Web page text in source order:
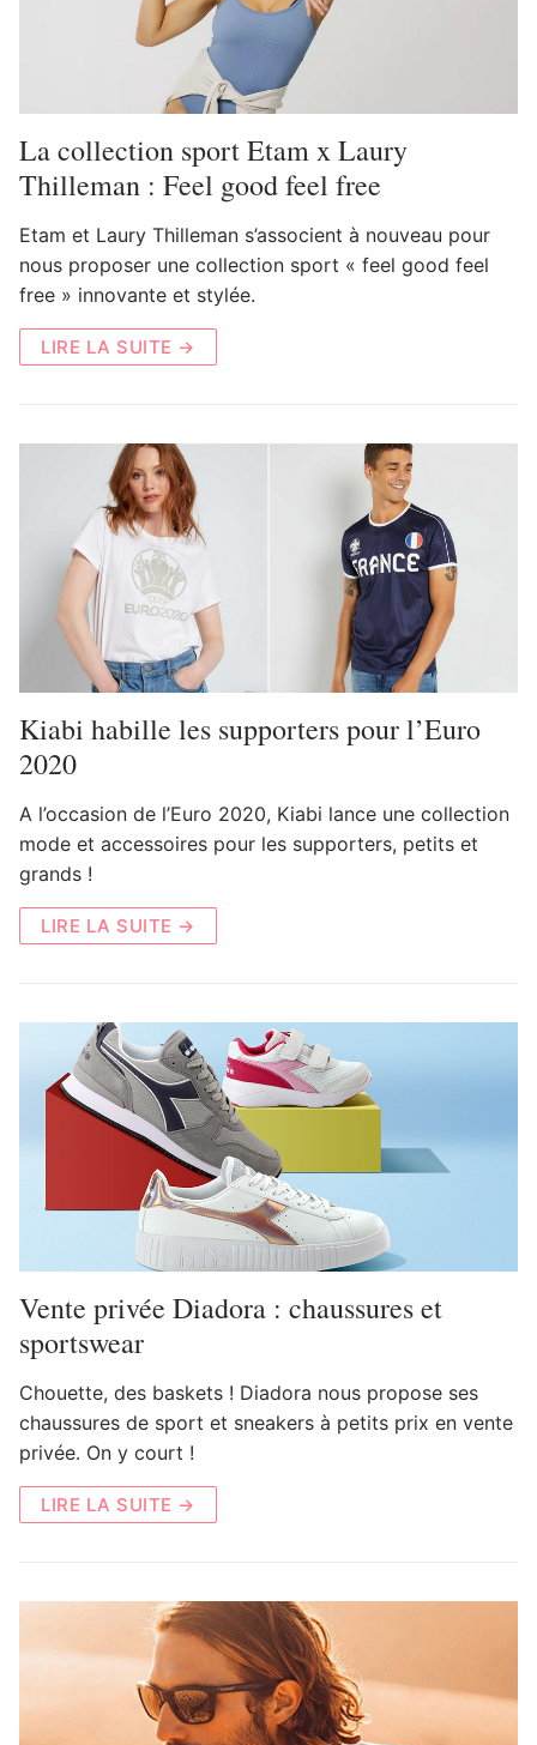
La collection sport Etam x Laury
Thilleman : Feel good feel free
Etam et Laury Thilleman s’associent à nouveau pour
nous proposer une collection sport « feel good feel
free » innovante et stylée.
LIRE LA SUITE →
Kiabi habille les supporters pour l’Euro
2020
A l’occasion de l’Euro 2020, Kiabi lance une collection
mode et accessoires pour les supporters, petits et
grands !
LIRE LA SUITE →
Vente privée Diadora : chaussures et
sportswear
Chouette, des baskets ! Diadora nous propose ses
chaussures de sport et sneakers à petits prix en vente
privée. On y court !
LIRE LA SUITE →